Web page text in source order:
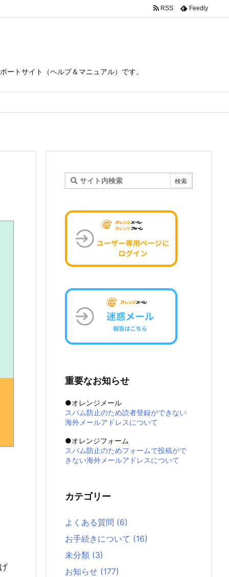
トサイト（ヘルプ＆マニュアル）です。
RSS Feedly
重要なお知らせ
●オレンジメール
スパム防止のため読者登録ができない
海外メールアドレスについて
●オレンジフォーム
スパム防止のためフォームで投稿がで
きない海外メールアドレスについて
カテゴリー
よくある質問 (6)
お手続きについて (16)
未分類 (3)
お知らせ (177)